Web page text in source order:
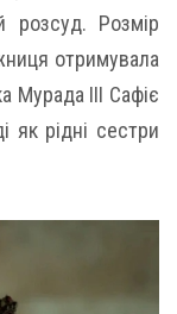
розсуд. Розмір
отримувала
Мурада III Сафіє
як рідні сестри